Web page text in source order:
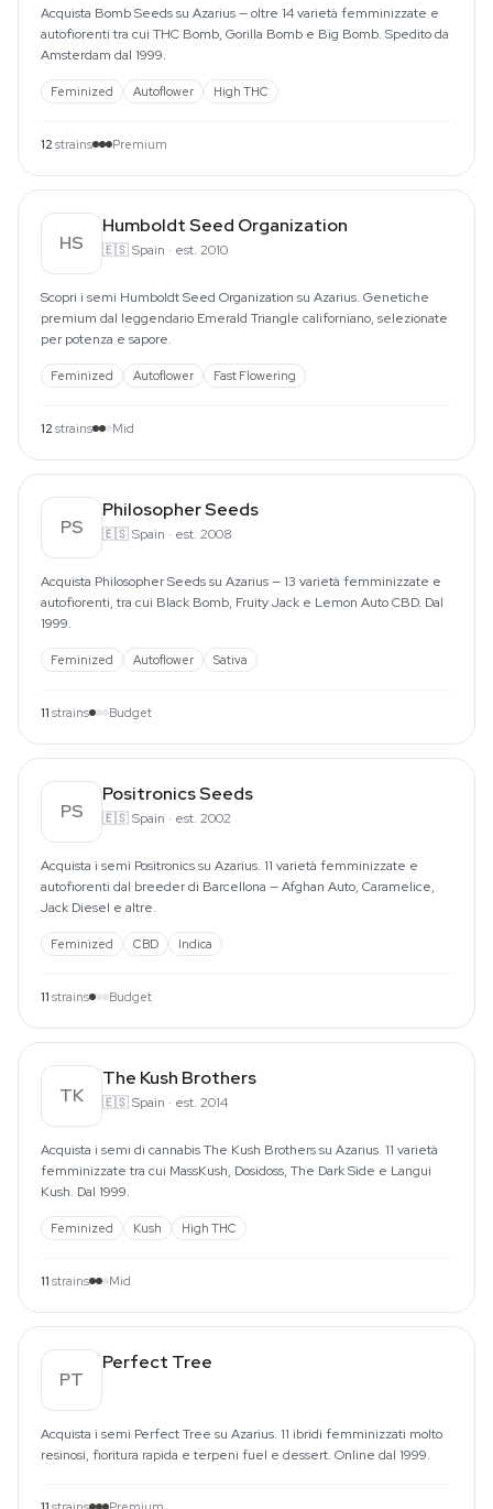
Acquista Bomb Seeds su Azarius — oltre 14 varietà femminizzate e
autofiorenti tra cui THC Bomb, Gorilla Bomb e Big Bomb. Spedito da
Amsterdam dal 1999.
Feminized Autoflower High THC
12 strains Premium
HS
Humboldt Seed Organization
🇪🇸Spain · est. 2010
Scopri i semi Humboldt Seed Organization su Azarius. Genetiche
premium dal leggendario Emerald Triangle californiano, selezionate
per potenza e sapore.
Feminized Autoflower Fast Flowering
12 strains Mid
PS
Philosopher Seeds
🇪🇸Spain · est. 2008
Acquista Philosopher Seeds su Azarius — 13 varietà femminizzate e
autofiorenti, tra cui Black Bomb, Fruity Jack e Lemon Auto CBD. Dal
1999.
Feminized Autoflower Sativa
11 strains Budget
PS
Positronics Seeds
🇪🇸Spain · est. 2002
Acquista i semi Positronics su Azarius. 11 varietà femminizzate e
autofiorenti dal breeder di Barcellona — Afghan Auto, Caramelice,
Jack Diesel e altre.
Feminized CBD Indica
11 strains Budget
TK
The Kush Brothers
🇪🇸Spain · est. 2014
Acquista i semi di cannabis The Kush Brothers su Azarius. 11 varietà
femminizzate tra cui MassKush, Dosidoss, The Dark Side e Langui
Kush. Dal 1999.
Feminized Kush High THC
11 strains Mid
PT
Perfect Tree
Acquista i semi Perfect Tree su Azarius. 11 ibridi femminizzati molto
resinosi, fioritura rapida e terpeni fuel e dessert. Online dal 1999.